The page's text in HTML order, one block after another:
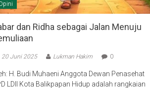
dan Ridha sebagai Jalan Menuju
20 Juni 2025 Lukman Hakim 0
H. Budi Muhaeni Anggota Dewan Penasehat
LDII Kota Balikpapan Hidup adalah rangkaian